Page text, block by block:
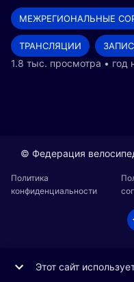
ТРАНСЛЯЦИИ
1.8 тыс. просмотра • год
© Федерация
Политика
конфиденциальности
Этот сайт